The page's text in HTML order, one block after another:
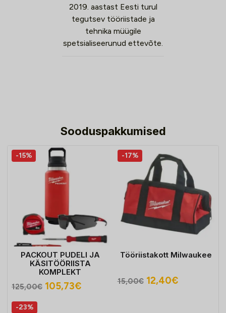
2019. aastast Eesti turul
tegutsev tööriistade ja
tehnika müügile
spetsialiseerunud ettevõte.
Sooduspakkumised
-15%
PACKOUT PUDELI JA
KÄSITÖÖRIISTA
KOMPLEKT
125,00€ Algne
105,73€Praegune
-17%
Tööriistakott Milwaukee
15,00€ Algne
12,40€Praegune
-23%